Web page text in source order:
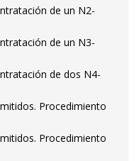
de un N2-
de un N3-
de dos N4-
Procedimiento
Procedimiento